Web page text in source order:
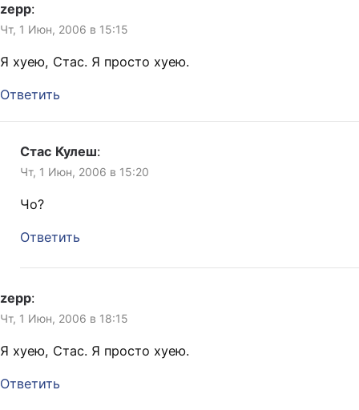
zepp:
Чт, 1 Июн, 2006 в 15:15
Я хуею, Стас. Я просто хуею.
Ответить
Стас Кулеш:
Чт, 1 Июн, 2006 в 15:20
Чо?
Ответить
zepp:
Чт, 1 Июн, 2006 в 18:15
Я хуею, Стас. Я просто хуею.
Ответить